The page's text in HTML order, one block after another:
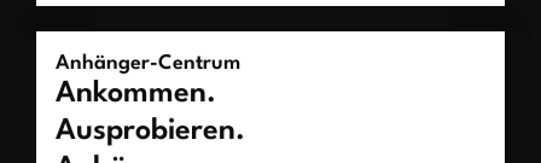
Anhänger-Centrum
Ankommen.
Ausprobieren.